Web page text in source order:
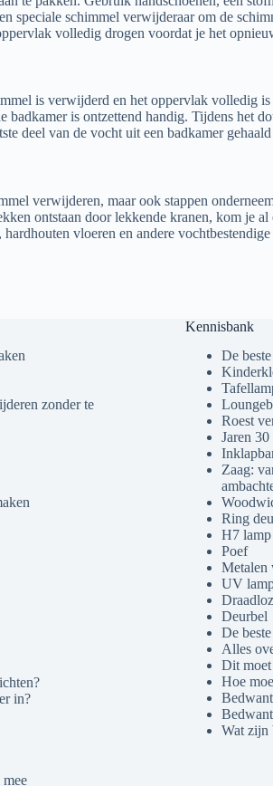
schimmel verwijderaar om de
volledig drogen voordat je het
is verwijderd en het oppervlak volledig
is ontzettend handig. Tijdens het
deel van de vocht uit een badkamer
verwijderen, maar ook stappen
ontstaan door lekkende kranen, kom je
vloeren en andere vochtbestendige
zonder te
in?
Kennisbank
De
Roest
Jaren
Zaag:
Ring
H7 lamp
Poef
Metalen
UV
Deurbel
De
Alles
Dit moet
Hoe
Wat zijn